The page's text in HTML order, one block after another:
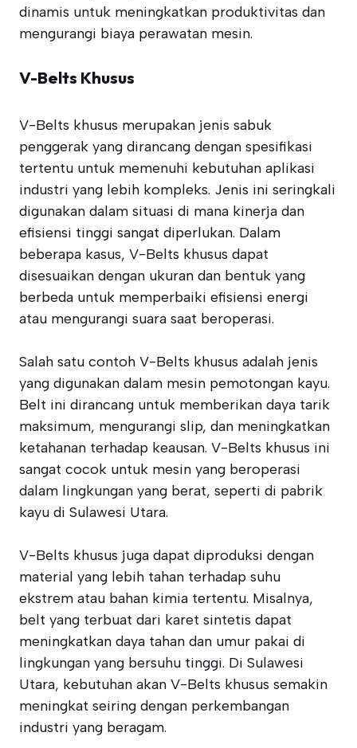
dinamis untuk meningkatkan produktivitas dan
mengurangi biaya perawatan mesin.
V-Belts Khusus
V-Belts khusus merupakan jenis sabuk
penggerak yang dirancang dengan spesifikasi
tertentu untuk memenuhi kebutuhan aplikasi
industri yang lebih kompleks. Jenis ini seringkali
digunakan dalam situasi di mana kinerja dan
efisiensi tinggi sangat diperlukan. Dalam
beberapa kasus, V-Belts khusus dapat
disesuaikan dengan ukuran dan bentuk yang
berbeda untuk memperbaiki efisiensi energi
atau mengurangi suara saat beroperasi.
Salah satu contoh V-Belts khusus adalah jenis
yang digunakan dalam mesin pemotongan kayu.
Belt ini dirancang untuk memberikan daya tarik
maksimum, mengurangi slip, dan meningkatkan
ketahanan terhadap keausan. V-Belts khusus ini
sangat cocok untuk mesin yang beroperasi
dalam lingkungan yang berat, seperti di pabrik
kayu di Sulawesi Utara.
V-Belts khusus juga dapat diproduksi dengan
material yang lebih tahan terhadap suhu
ekstrem atau bahan kimia tertentu. Misalnya,
belt yang terbuat dari karet sintetis dapat
meningkatkan daya tahan dan umur pakai di
lingkungan yang bersuhu tinggi. Di Sulawesi
Utara, kebutuhan akan V-Belts khusus semakin
meningkat seiring dengan perkembangan
industri yang beragam.